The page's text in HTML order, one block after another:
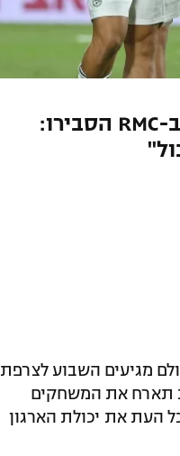
כוחות הביטחון נערכים לכמה ביקורים בפרופיל גבוה. ב-RMC הסבירו:
מגיעים השבוע לצרפת
תארח את המשחקים
העת את יכולת הארגון